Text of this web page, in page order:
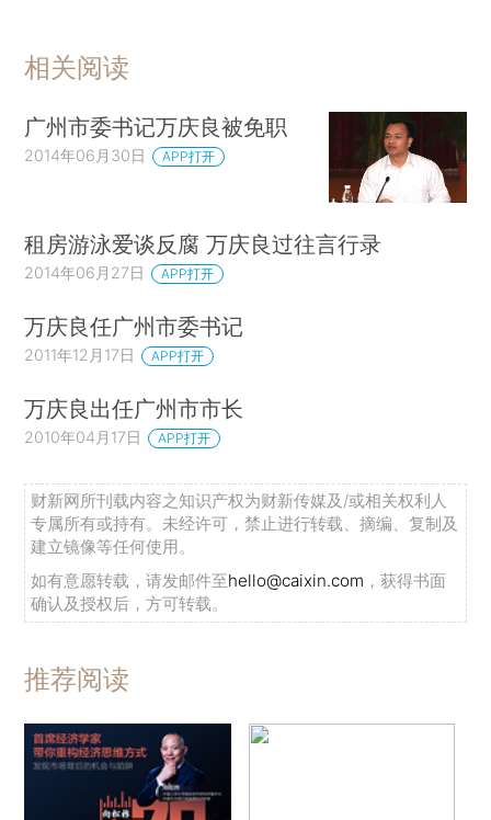
相关阅读
广州市委书记万庆良被免职
2014年06月30日 APP打开
租房游泳爱谈反腐 万庆良过往言行录
2014年06月27日 APP打开
万庆良任广州市委书记
2011年12月17日 APP打开
万庆良出任广州市市长
2010年04月17日 APP打开
财新网所刊载内容之知识产权为财新传媒及/或相关权利人
专属所有或持有。未经许可，禁止进行转载、摘编、复制及
建立镜像等任何使用。
如有意愿转载，请发邮件至hello@caixin.com ，获得书面
确认及授权后，方可转载。
推荐阅读